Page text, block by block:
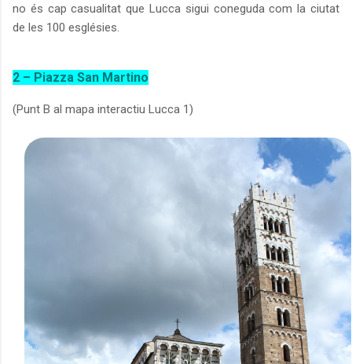
no és cap casualitat que Lucca sigui coneguda com la ciutat
de les 100 esglésies.
2 – Piazza San Martino
(Punt B al mapa interactiu Lucca 1)